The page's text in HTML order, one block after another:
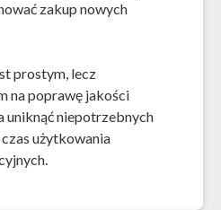
zakup nowych
prostym, lecz
na poprawę jakości
uniknąć niepotrzebnych
użytkowania